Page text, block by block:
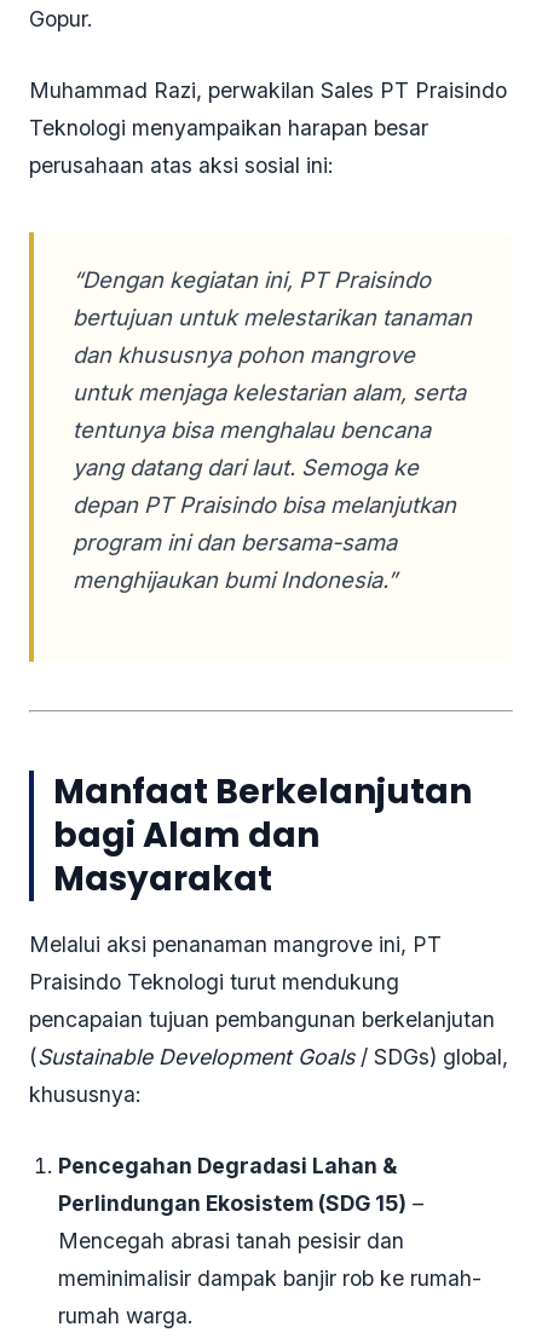
Gopur.
Muhammad Razi, perwakilan Sales PT Praisindo
Teknologi menyampaikan harapan besar
perusahaan atas aksi sosial ini:
“Dengan kegiatan ini, PT Praisindo
bertujuan untuk melestarikan tanaman
dan khususnya pohon mangrove
untuk menjaga kelestarian alam, serta
tentunya bisa menghalau bencana
yang datang dari laut. Semoga ke
depan PT Praisindo bisa melanjutkan
program ini dan bersama-sama
menghijaukan bumi Indonesia.”
Manfaat Berkelanjutan
bagi Alam dan
Masyarakat
Melalui aksi penanaman mangrove ini, PT
Praisindo Teknologi turut mendukung
pencapaian tujuan pembangunan berkelanjutan
(Sustainable Development Goals/ SDGs) global,
khususnya:
Pencegahan Degradasi Lahan &
Perlindungan Ekosistem (SDG 15) –
Mencegah abrasi tanah pesisir dan
meminimalisir dampak banjir rob ke rumah-
rumah warga.